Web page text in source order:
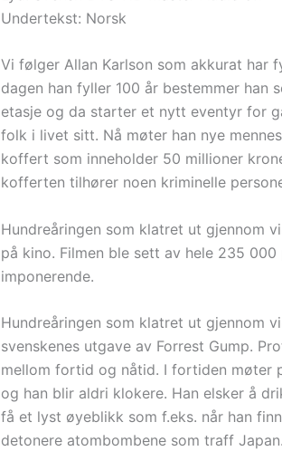
Undertekst: Norsk
Vi følger Allan Karlson som akkurat har
dagen han fyller 100 år bestemmer
etasje og da starter et nytt eventyr for
folk i livet sitt. Nå møter han nye
koffert som inneholder 50 millioner
kofferten tilhører noen kriminelle
Hundreåringen som klatret ut gjennom
på kino. Filmen ble sett av hele 235
imponerende.
Hundreåringen som klatret ut gjennom
svenskenes utgave av Forrest Gump.
mellom fortid og nåtid. I fortiden møter
og han blir aldri klokere. Han elsker å
få et lyst øyeblikk som f.eks. når han
detonere atombombene som traff Japan.